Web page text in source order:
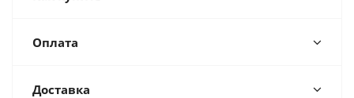
Оплата
Доставка